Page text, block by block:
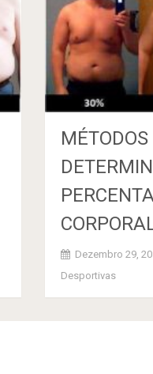
Dezembro 29,
Desportivas